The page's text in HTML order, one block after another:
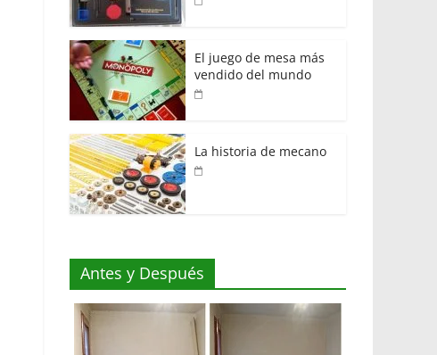
El juego de mesa más
vendido del mundo
La historia de mecano
Antes y Después